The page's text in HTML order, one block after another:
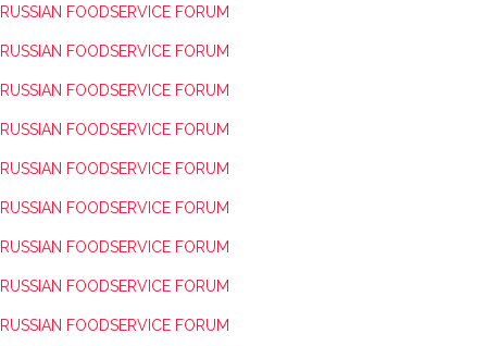
RUSSIAN FOODSERVICE FORUM
RUSSIAN FOODSERVICE FORUM
RUSSIAN FOODSERVICE FORUM
RUSSIAN FOODSERVICE FORUM
RUSSIAN FOODSERVICE FORUM
RUSSIAN FOODSERVICE FORUM
RUSSIAN FOODSERVICE FORUM
RUSSIAN FOODSERVICE FORUM
RUSSIAN FOODSERVICE FORUM